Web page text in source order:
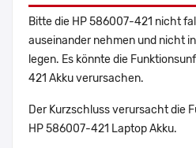
Bitte die HP 586007-421 nicht
auseinander nehmen und nicht
legen. Es könnte die
421 Akku verursachen.
Der Kurzschluss verursacht die
HP 586007-421 Laptop Akku.